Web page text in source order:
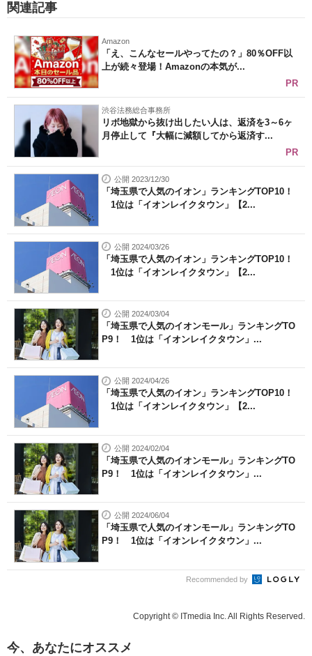
関連記事
Amazon
「え、こんなセールやってたの？」80％OFF以
上が続々登場！Amazonの本気が...
PR
渋谷法務総合事務所
リボ地獄から抜け出したい人は、返済を3～6ヶ
月停止して『大幅に減額してから返済す...
PR
公開 2023/12/30
「埼玉県で人気のイオン」ランキングTOP10！
1位は「イオンレイクタウン」【2...
公開 2024/03/26
「埼玉県で人気のイオン」ランキングTOP10！
1位は「イオンレイクタウン」【2...
公開 2024/03/04
「埼玉県で人気のイオンモール」ランキングTO
P9！ 1位は「イオンレイクタウン」...
公開 2024/04/26
「埼玉県で人気のイオン」ランキングTOP10！
1位は「イオンレイクタウン」【2...
公開 2024/02/04
「埼玉県で人気のイオンモール」ランキングTO
P9！ 1位は「イオンレイクタウン」...
公開 2024/06/04
「埼玉県で人気のイオンモール」ランキングTO
P9！ 1位は「イオンレイクタウン」...
Recommended by
Copyright © ITmedia Inc. All Rights Reserved.
今、あなたにオススメ